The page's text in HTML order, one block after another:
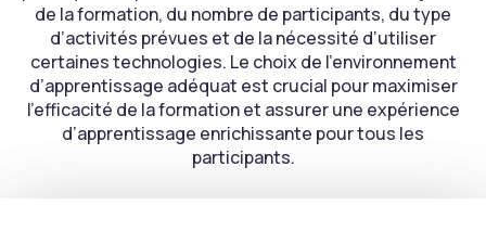
de la formation, du nombre de participants, du type
d’activités prévues et de la nécessité d’utiliser
certaines technologies. Le choix de l’environnement
d’apprentissage adéquat est crucial pour maximiser
l’efficacité de la formation et assurer une expérience
d’apprentissage enrichissante pour tous les
participants.